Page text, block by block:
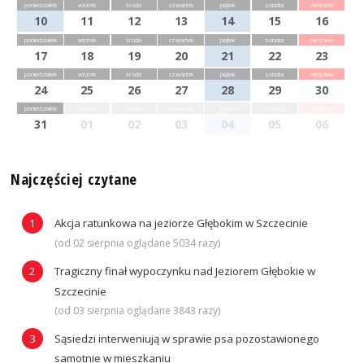
poniedziałek
10
wtorek
11
środa
12
czwartek
13
piątek
14
sobota
15
niedziela
16
poniedziałek
17
wtorek
18
środa
19
czwartek
20
piątek
21
sobota
22
niedziela
23
poniedziałek
24
wtorek
25
środa
26
czwartek
27
piątek
28
sobota
29
niedziela
30
poniedziałek
31 01 02 03 04 05 06
Najczęściej czytane
Akcja ratunkowa na jeziorze Głębokim w Szczecinie
(od 02 sierpnia oglądane 5034 razy)
Tragiczny finał wypoczynku nad Jeziorem Głębokie w
Szczecinie
(od 03 sierpnia oglądane 3843 razy)
Sąsiedzi interweniują w sprawie psa pozostawionego
samotnie w mieszkaniu